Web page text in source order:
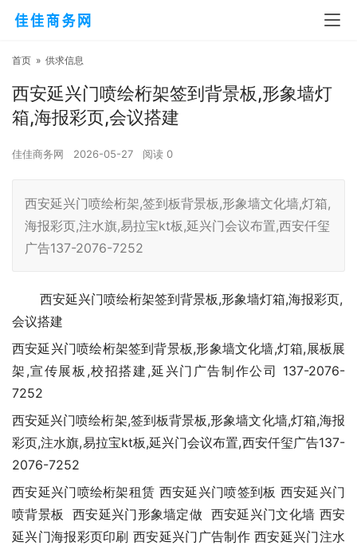
首页 » 供求信息
西安延兴门喷绘桁架签到背景板,形象墙灯
箱,海报彩页,会议搭建
佳佳商务网 2026-05-27 阅读 0
西安延兴门喷绘桁架,签到板背景板,形象墙文化墙,灯箱,
海报彩页,注水旗,易拉宝kt板,延兴门会议布置,西安仟玺
广告137-2076-7252
西安延兴门喷绘桁架签到背景板,形象墙灯箱,海报彩页,
会议搭建
西安延兴门喷绘桁架签到背景板,形象墙文化墙,灯箱,展板展
架,宣传展板,校招搭建,延兴门广告制作公司 137-2076-
7252
西安延兴门喷绘桁架,签到板背景板,形象墙文化墙,灯箱,海报
彩页,注水旗,易拉宝kt板,延兴门会议布置,西安仟玺广告137-
2076-7252
西安延兴门喷绘桁架租赁 西安延兴门喷签到板 西安延兴门
喷背景板 西安延兴门形象墙定做 西安延兴门文化墙 西安
延兴门海报彩页印刷 西安延兴门广告制作 西安延兴门注水